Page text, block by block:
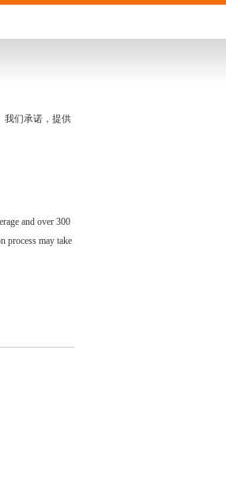
我们承诺，提供
and over 300
process may take